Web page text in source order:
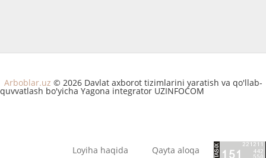
Arboblar.uz © 2026 Davlat axborot tizimlarini yaratish va qo'llab-
quvvatlash bo'yicha Yagona integrator UZINFOCOM
Loyiha haqida Qayta aloqa